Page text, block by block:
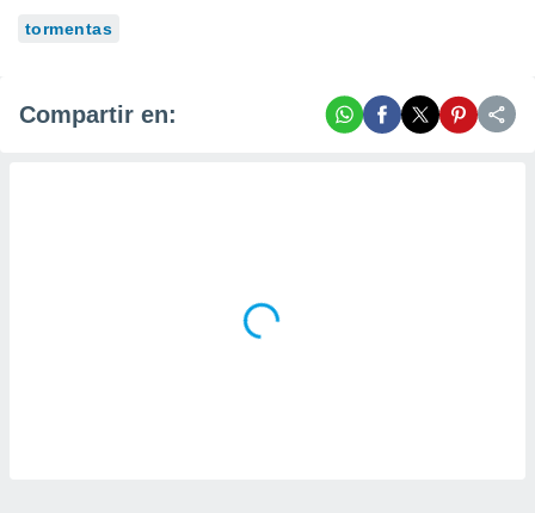
tormentas
Compartir en: